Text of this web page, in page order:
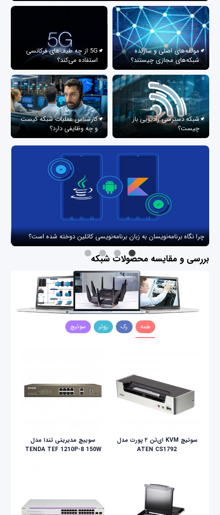
مولفه‌های اصلی و سازنده
شبکه‌های مجازی چیستند؟
5G از چه طیف‌های فرکانسی
استفاده می‌کند؟
شبکه دسترسی رادیویی باز
چیست؟
کارشناس عملیات شبکه کیست
و چه وظایفی دارد؟
چرا نگاه برنامه‌نویسان به زبان برنامه‌نویسی کاتلین دوخته شده است؟
بررسی و مقایسه محصولات شبکه
همه رک روتر سوئیچ
سوئیچ KVM ای‌تن ۲ پورت مدل
ATEN CS1792
سوییچ مدیریتی تندا مدل
TENDA TEF 1210P-8 150W